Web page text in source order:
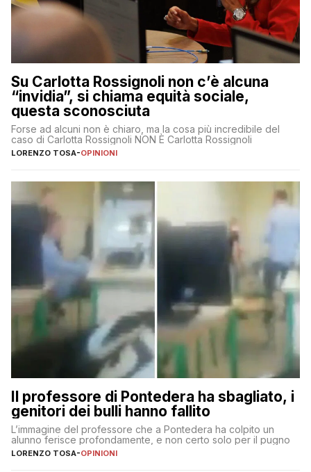
Su Carlotta Rossignoli non c’è alcuna
“invidia”, si chiama equità sociale,
questa sconosciuta
Forse ad alcuni non è chiaro, ma la cosa più incredibile del
caso di Carlotta Rossignoli NON È Carlotta Rossignoli
LORENZO TOSA-OPINIONI
Il professore di Pontedera ha sbagliato, i
genitori dei bulli hanno fallito
L’immagine del professore che a Pontedera ha colpito un
alunno ferisce profondamente, e non certo solo per il pugno
LORENZO TOSA-OPINIONI